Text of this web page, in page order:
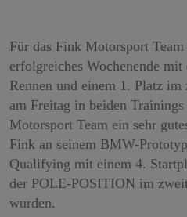
Ads-Programm deaktiviert
Anschauen von YouTube-
aber auch in anderen
personenbezogene
Möchten Sie dies
Speichern von Cookies im
Für das Fink Motorsport
erfolgreiches Wochenende
Rennen und einem 1. Platz
am Freitag in beiden
Motorsport Team ein sehr
Fink an seinem BMW-
Qualifying mit einem 4.
der POLE-POSITION im
wurden.